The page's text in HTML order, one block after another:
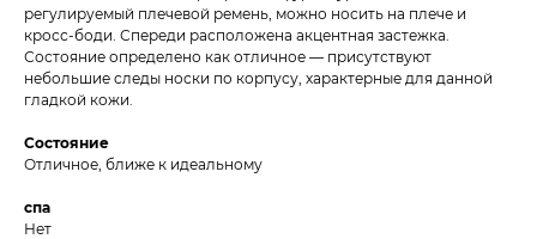
регулируемый плечевой ремень, можно носить на плече и
кросс-боди. Спереди расположена акцентная застежка.
Состояние определено как отличное — присутствуют
небольшие следы носки по корпусу, характерные для данной
гладкой кожи.
Состояние
Отличное, ближе к идеальному
спа
Нет